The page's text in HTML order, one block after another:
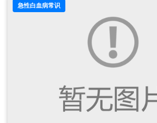
急性白血病常识